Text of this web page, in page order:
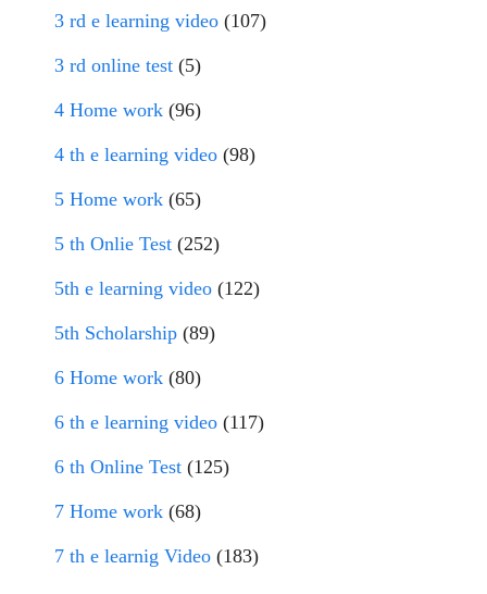
3 rd e learning video (107)
3 rd online test (5)
4 Home work (96)
4 th e learning video (98)
5 Home work (65)
5 th Onlie Test (252)
5th e learning video (122)
5th Scholarship (89)
6 Home work (80)
6 th e learning video (117)
6 th Online Test (125)
7 Home work (68)
7 th e learnig Video (183)